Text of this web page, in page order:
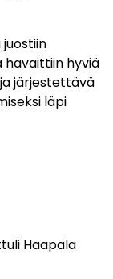
havaittiin hyviä
järjestettävä
läpi
Haapala